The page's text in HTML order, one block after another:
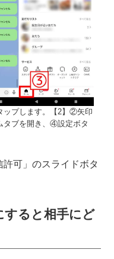
ップします。【2】②矢印
タブを開き、④設定ボタ
可」のスライドボタ
すると相手にど